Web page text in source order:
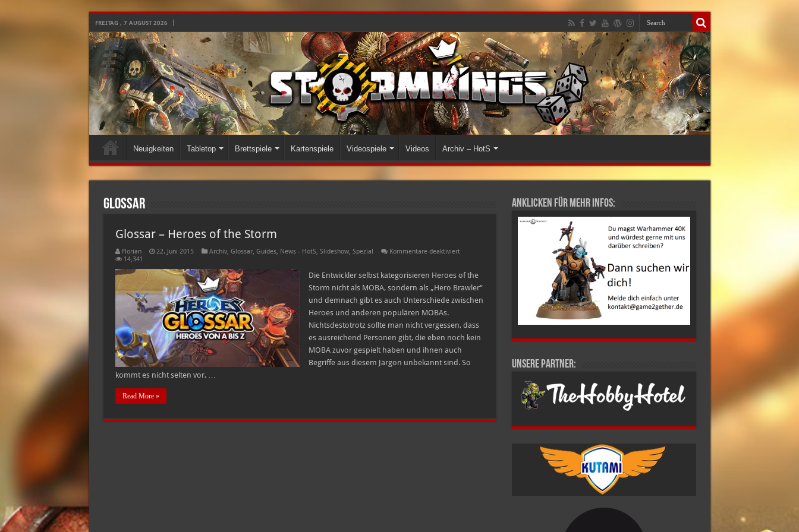
FREITAG , 7 AUGUST 2026
Neuigkeiten Tabletop Brettspiele Kartenspiele Videospiele Videos Archiv – HotS
Glossar
Glossar – Heroes of the Storm
Florian 22. Juni 2015 Archiv, Glossar, Guides, News - HotS, Slideshow, Spezial Kommentare deaktiviertfür
Heroes
the
Storm
14,341
Die Entwickler selbst kategorisieren Heroes of the
Storm nicht als MOBA, sondern als „Hero Brawler“
und demnach gibt es auch Unterschiede zwischen
Heroes und anderen populären MOBAs.
Nichtsdestotrotz sollte man nicht vergessen, dass
es ausreichend Personen gibt, die eben noch kein
MOBA zuvor gespielt haben und ihnen auch
Begriffe aus diesem Jargon unbekannt sind. So
kommt es nicht selten vor, …
Read More »
Anklicken für mehr Infos:
Unsere Partner: